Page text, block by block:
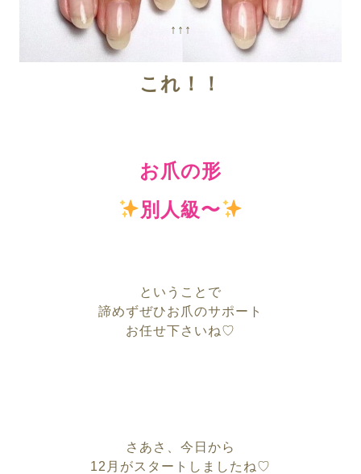
↑↑↑
これ！！
お爪の形
別人級〜
ということで
諦めずぜひお爪のサポート
お任せ下さいね♡
さあさ、今日から
12月がスタートしましたね♡